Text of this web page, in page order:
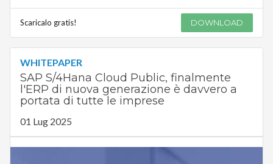
Scaricalo gratis! DOWNLOAD
WHITEPAPER
SAP S/4Hana Cloud Public, finalmente
l'ERP di nuova generazione è davvero a
portata di tutte le imprese
01 Lug 2025